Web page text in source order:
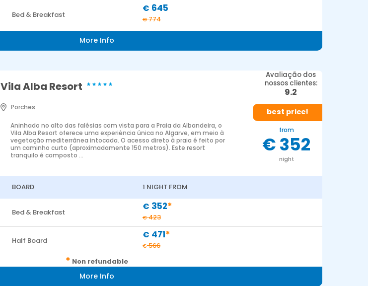
Bed & Breakfast
€ 645
€774
More Info
Vila Alba Resort
Porches
Avaliação dos
nossos clientes:
9.2
Aninhado no alto das falésias com vista para a Praia da Albandeira, o
Vila Alba Resort oferece uma experiência única no Algarve, em meio à
vegetação mediterrânea intocada. O acesso direto à praia é feito por
um caminho curto (aproximadamente 150 metros). Este resort
tranquilo é composto ...
best price!
from
€ 352
night
BOARD 1 NIGHT FROM
Bed & Breakfast
€ 352*
€423
Half Board
€ 471*
€566
* Non refundable
More Info